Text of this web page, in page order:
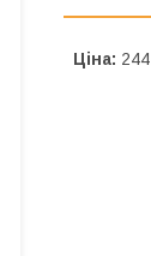
Ціна: